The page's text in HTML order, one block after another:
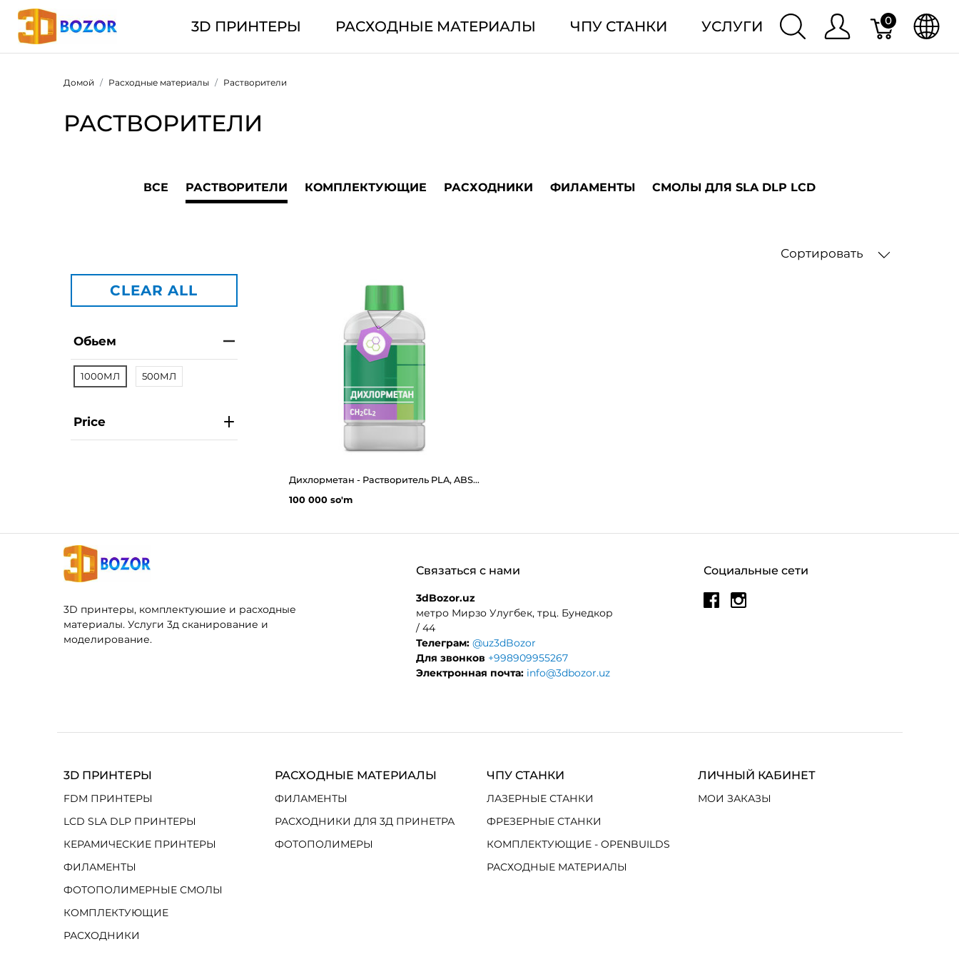
3D ПРИНТЕРЫ РАСХОДНЫЕ МАТЕРИАЛЫ ЧПУ СТАНКИ УСЛУГИ 0
Домой Расходные материалы Растворители
РАСТВОРИТЕЛИ
ВСЕ РАСТВОРИТЕЛИ КОМПЛЕКТУЮЩИЕ РАСХОДНИКИ ФИЛАМЕНТЫ СМОЛЫ ДЛЯ SLA DLP LCD
Сортировать
CLEAR ALL
Обьем
1000МЛ 500МЛ
Price
Дихлорметан - Растворитель PLA, ABS, HIPS, SBS, PETG 3d пластиков 0.5л.(665гр)
100 000 so'm
3D принтеры, комплектуюшие и расходные
материалы. Услуги 3д сканирование и
моделирование.
Социальные сети
Связаться с нами
3dBozor.uz
метро Мирзо Улугбек, трц. Бунедкор
/ 44
Телеграм: @uz3dBozor
Для звонков +998909955267
Электронная почта: info@3dbozor.uz
3D ПРИНТЕРЫ
FDM ПРИНТЕРЫ
LCD SLA DLP ПРИНТЕРЫ
КЕРАМИЧЕСКИЕ ПРИНТЕРЫ
ФИЛАМЕНТЫ
ФОТОПОЛИМЕРНЫЕ СМОЛЫ
КОМПЛЕКТУЮЩИЕ
РАСХОДНИКИ
РАСХОДНЫЕ МАТЕРИАЛЫ
ФИЛАМЕНТЫ
РАСХОДНИКИ ДЛЯ 3Д ПРИНЕТРА
ФОТОПОЛИМЕРЫ
ЧПУ СТАНКИ
ЛАЗЕРНЫЕ СТАНКИ
ФРЕЗЕРНЫЕ СТАНКИ
КОМПЛЕКТУЮЩИЕ - OPENBUILDS
РАСХОДНЫЕ МАТЕРИАЛЫ
ЛИЧНЫЙ КАБИНЕТ
МОИ ЗАКАЗЫ